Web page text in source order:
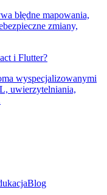
błędne mapowania,
zmiany,
i Flutter?
wyspecjalizowanymi
uwierzytelniania,
Blog